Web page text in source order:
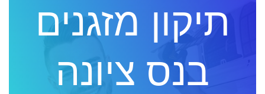
תיקון מזגנים
בנס ציונה